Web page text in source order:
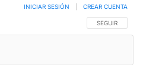
SIGA ESTA
SEGUIR
INICIAR SESIÓN CREAR CUENTA